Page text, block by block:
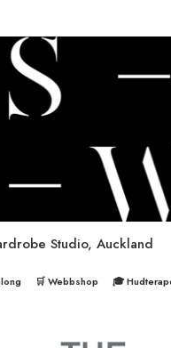
Studio, Auckland
🛒 Webbshop 🎓